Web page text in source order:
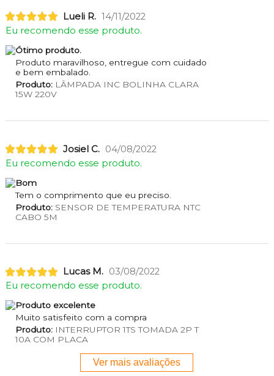
Lueli R. 14/11/2022
Eu recomendo esse produto.
Ótimo produto.
Produto maravilhoso, entregue com cuidado
e bem embalado.
Produto:LÂMPADA INC BOLINHA CLARA
15W 220V
Josiel C. 04/08/2022
Eu recomendo esse produto.
Bom
Tem o comprimento que eu preciso.
Produto:SENSOR DE TEMPERATURA NTC
CABO 5M
Lucas M. 03/08/2022
Eu recomendo esse produto.
Produto excelente
Muito satisfeito com a compra
Produto:INTERRUPTOR 1TS TOMADA 2P T
10A COM PLACA
Ver mais avaliações